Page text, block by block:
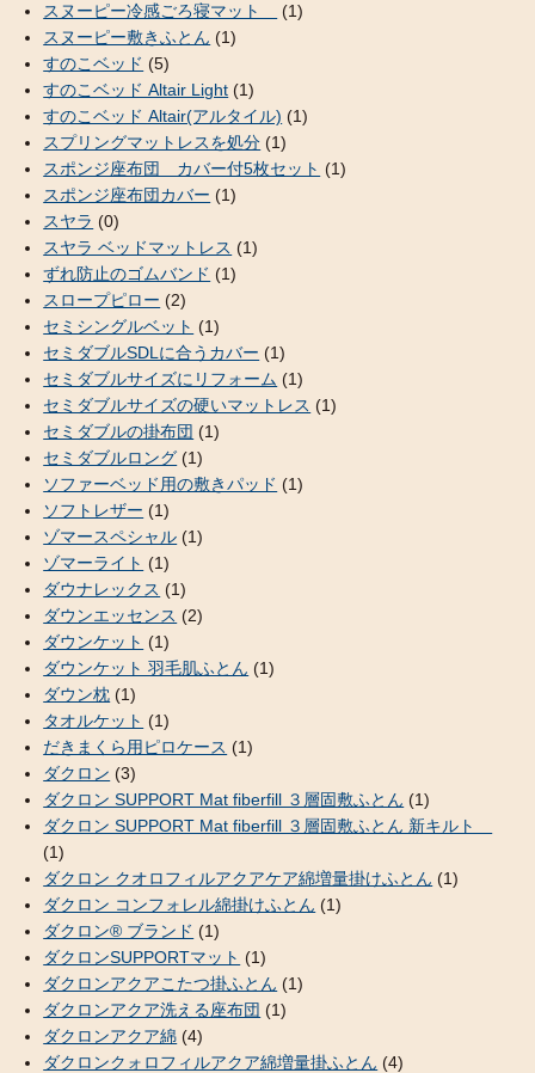
スヌーピー冷感ごろ寝マット
(1)
スヌーピー敷きふとん (1)
すのこベッド (5)
すのこベッド Altair Light (1)
すのこベッド Altair(アルタイル) (1)
スプリングマットレスを処分 (1)
スポンジ座布団 カバー付5枚セット (1)
スポンジ座布団カバー (1)
スヤラ (0)
スヤラ ベッドマットレス (1)
ずれ防止のゴムバンド (1)
スロープピロー (2)
セミシングルベット (1)
セミダブルSDLに合うカバー (1)
セミダブルサイズにリフォーム (1)
セミダブルサイズの硬いマットレス (1)
セミダブルの掛布団 (1)
セミダブルロング (1)
ソファーベッド用の敷きパッド (1)
ソフトレザー (1)
ゾマースペシャル (1)
ゾマーライト (1)
ダウナレックス (1)
ダウンエッセンス (2)
ダウンケット (1)
ダウンケット 羽毛肌ふとん (1)
ダウン枕 (1)
タオルケット (1)
だきまくら用ピロケース (1)
ダクロン (3)
ダクロン SUPPORT Mat fiberfill ３層固敷ふとん (1)
ダクロン SUPPORT Mat fiberfill ３層固敷ふとん 新キルト
(1)
ダクロン クオロフィルアクアケア綿増量掛けふとん (1)
ダクロン コンフォレル綿掛けふとん (1)
ダクロン® ブランド (1)
ダクロンSUPPORTマット (1)
ダクロンアクアこたつ掛ふとん (1)
ダクロンアクア洗える座布団 (1)
ダクロンアクア綿 (4)
ダクロンクォロフィルアクア綿増量掛ふとん (4)